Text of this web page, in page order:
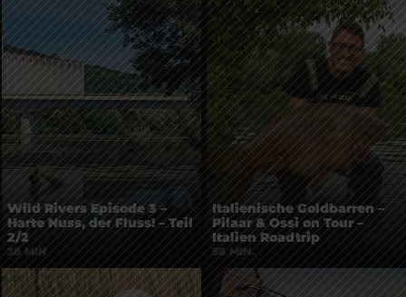
38 MIN
Wild Rivers Episode 3 –
Harte Nuss, der Fluss! – Teil
2/2
58 MIN.
Italienische Goldbarren –
Pilaar & Ossi on Tour –
Italien Roadtrip